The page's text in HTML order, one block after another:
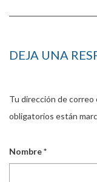
DEJA UNA
Tu dirección de
obligatorios están
Nombre*